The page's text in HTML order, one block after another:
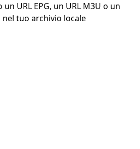
URL EPG, un URL M3U o un
tuo archivio locale